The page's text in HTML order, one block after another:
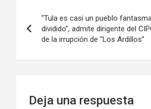
de
entradas
“Tula es casi un pueblo
dividido”, admite dirigente del
de la irrupción de “Los Ardillos”
Deja una respuesta